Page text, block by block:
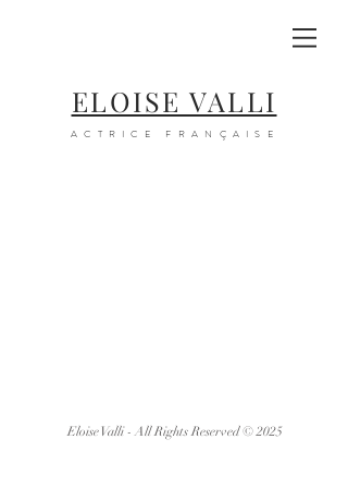
ELOISE VALLI
ACTRICE FRANÇAISE
Eloise Valli - All Rights Reserved © 2025